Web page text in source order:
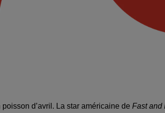
poisson d’avril. La star américaine de Fast and